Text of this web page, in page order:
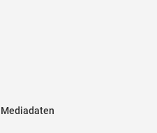
Mediadaten